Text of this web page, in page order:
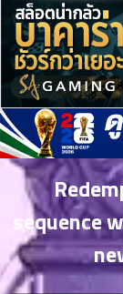
หมวดมังงะ
เกาหลี
รายชื่อมังงะ
จีน
ญี่ปุ่น
sequence
2
ตอน
ที่
น
3
ตอน
ที่
ม
ตอน
ที่
5
ตอน